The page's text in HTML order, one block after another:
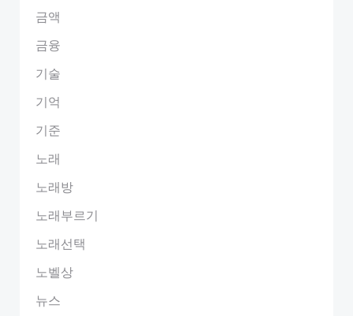
금액
금융
기술
기억
기준
노래
노래방
노래부르기
노래선택
노벨상
뉴스